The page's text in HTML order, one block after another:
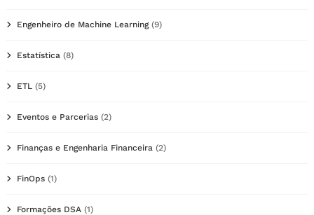
Engenheiro de Machine Learning(9)
Estatística (8)
ETL (5)
Eventos e Parcerias (2)
Finanças e Engenharia Financeira (2)
FinOps (1)
Formações DSA (1)